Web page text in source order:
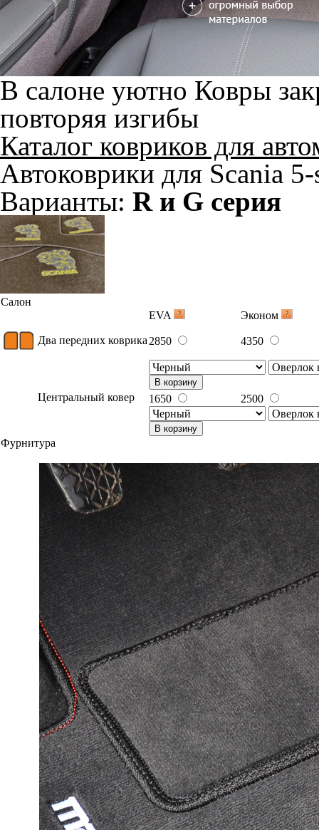
В салоне уютно Ковры
повторяя изгибы
Каталог ковриков для
Автоковрики для Scania
Варианты: R и G серия
Салон
EVA
Эконом
Два передних коврика 2850 4350
В корзину
Центральный ковер 1650 2500
В корзину
Фурнитура